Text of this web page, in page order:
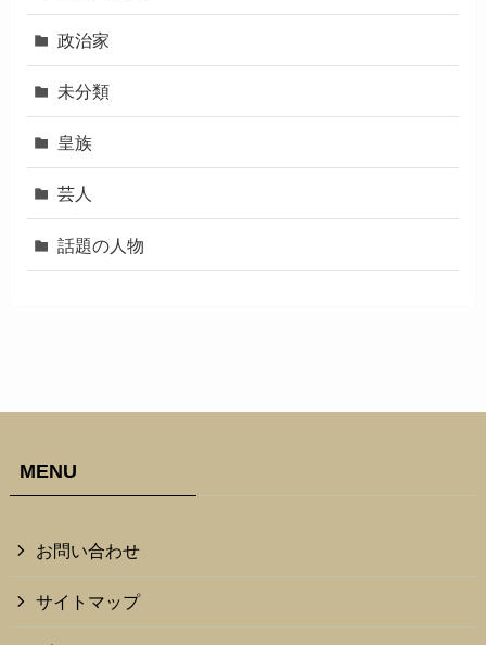
政治家
未分類
皇族
芸人
話題の人物
MENU
お問い合わせ
サイトマップ